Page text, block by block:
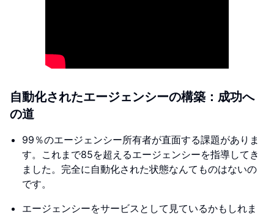
自動化されたエージェンシーの構築：成功へ
の道
99％のエージェンシー所有者が直面する課題がありま
す。これまで85を超えるエージェンシーを指導してき
ました。完全に自動化された状態なんてものはないの
です。
エージェンシーをサービスとして見ているかもしれま